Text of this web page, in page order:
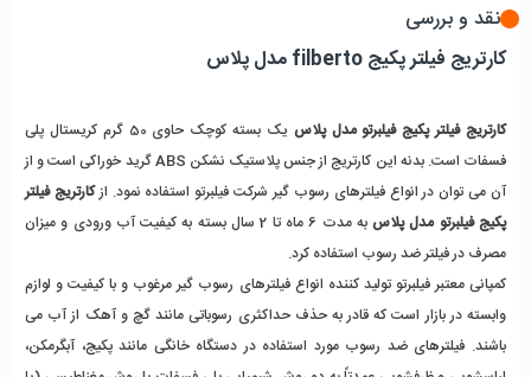
نقد و بررسی
کارتریج فیلتر پکیج filberto مدل پلاس
کارتریج فیلتر پکیج فیلبرتو مدل پلاس
آن می توان در انواع فیلترهای رسوب گیر شرکت فیلبرتو استفاده نمود. از
پکیج فیلبرتو مدل پلاس
مصرف در فیلتر ضد رسوب استفاده کرد.